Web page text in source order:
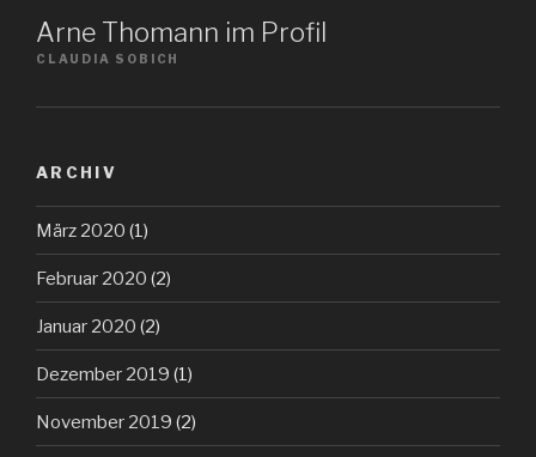
Arne Thomann im Profil
CLAUDIA SOBICH
ARCHIV
März 2020 (1)
Februar 2020 (2)
Januar 2020 (2)
Dezember 2019 (1)
November 2019 (2)